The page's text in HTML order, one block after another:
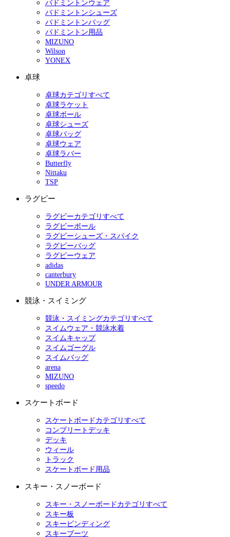
バドミントンウェア
バドミントンシューズ
バドミントンバッグ
バドミントン用品
MIZUNO
Wilson
YONEX
卓球
卓球カテゴリすべて
卓球ラケット
卓球ボール
卓球シューズ
卓球バッグ
卓球ウェア
卓球ラバー
Butterfly
Nittaku
TSP
ラグビー
ラグビーカテゴリすべて
ラグビーボール
ラグビーシューズ・スパイク
ラグビーバッグ
ラグビーウェア
adidas
canterbury
UNDER ARMOUR
競泳・スイミング
競泳・スイミングカテゴリすべて
スイムウェア・競泳水着
スイムキャップ
スイムゴーグル
スイムバッグ
arena
MIZUNO
speedo
スケートボード
スケートボードカテゴリすべて
コンプリートデッキ
デッキ
ウィール
トラック
スケートボード用品
スキー・スノーボード
スキー・スノーボードカテゴリすべて
スキー板
スキービンディング
スキーブーツ